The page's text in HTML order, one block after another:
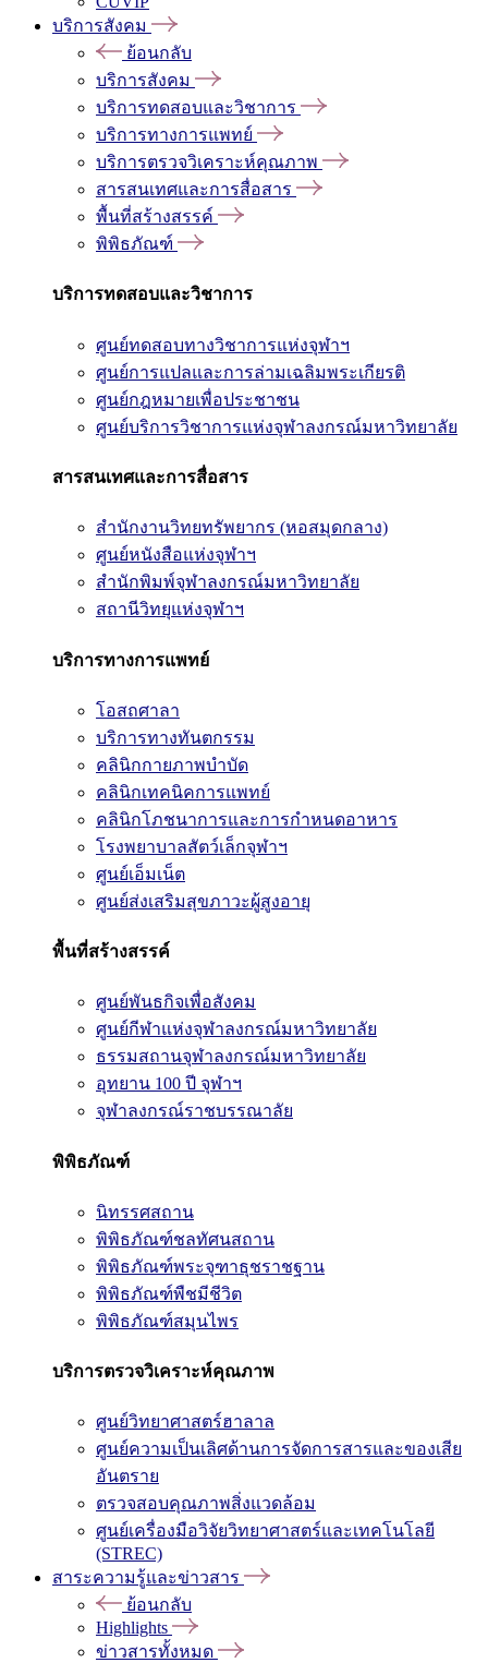
บริการสังคม
ย้อนกลับ
บริการสังคม
บริการทดสอบและวิชาการ
บริการทางการแพทย์
บริการตรวจวิเคราะห์คุณภาพ
สารสนเทศและการสื่อสาร
พื้นที่สร้างสรรค์
พิพิธภัณฑ์
บริการทดสอบและวิชาการ
ศูนย์ทดสอบทางวิชาการแห่งจุฬาฯ
ศูนย์การแปลและการล่ามเฉลิมพระเกียรติ
ศูนย์กฎหมายเพื่อประชาชน
ศูนย์บริการวิชาการแห่งจุฬาลงกรณ์มหาวิทยาลัย
สารสนเทศและการสื่อสาร
สำนักงานวิทยทรัพยากร (หอสมุดกลาง)
ศูนย์หนังสือแห่งจุฬาฯ
สำนักพิมพ์จุฬาลงกรณ์มหาวิทยาลัย
สถานีวิทยุแห่งจุฬาฯ
บริการทางการแพทย์
โอสถศาลา
บริการทางทันตกรรม
คลินิกกายภาพบำบัด
คลินิกเทคนิคการแพทย์
คลินิกโภชนาการและการกำหนดอาหาร
โรงพยาบาลสัตว์เล็กจุฬาฯ
ศูนย์เอ็มเน็ต
ศูนย์ส่งเสริมสุขภาวะผู้สูงอายุ
พื้นที่สร้างสรรค์
ศูนย์พันธกิจเพื่อสังคม
ศูนย์กีฬาแห่งจุฬาลงกรณ์มหาวิทยาลัย
ธรรมสถานจุฬาลงกรณ์มหาวิทยาลัย
อุทยาน 100 ปี จุฬาฯ
จุฬาลงกรณ์ราชบรรณาลัย
พิพิธภัณฑ์
นิทรรศสถาน
พิพิธภัณฑ์ชลทัศนสถาน
พิพิธภัณฑ์พระจุฑาธุชราชฐาน
พิพิธภัณฑ์พืชมีชีวิต
พิพิธภัณฑ์สมุนไพร
บริการตรวจวิเคราะห์คุณภาพ
ศูนย์วิทยาศาสตร์ฮาลาล
ศูนย์ความเป็นเลิศด้านการจัดการสารและของเสีย
อันตราย
ตรวจสอบคุณภาพสิ่งแวดล้อม
ศูนย์เครื่องมือวิจัยวิทยาศาสตร์และเทคโนโลยี
(STREC)
สาระความรู้และข่าวสาร
ย้อนกลับ
Highlights
ข่าวสารทั้งหมด